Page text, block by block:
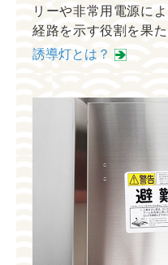
リーや非常用電源に
経路を示す役割を果た
誘導灯とは？